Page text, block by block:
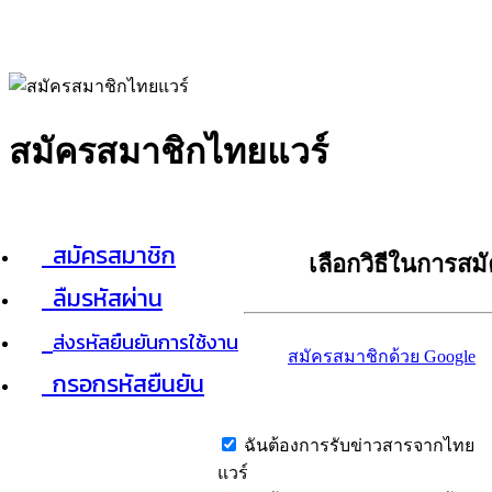
สมัครสมาชิกไทยแวร์
สมัครสมาชิก
ลืมรหัสผ่าน
ส่งรหัสยืนยันการใช้งาน
กรอกรหัสยืนยัน
เลือกวิธีในการส
สมัครสมาชิกด้วย Google
ฉันต้องการรับข่าวสารจากไทย
แวร์